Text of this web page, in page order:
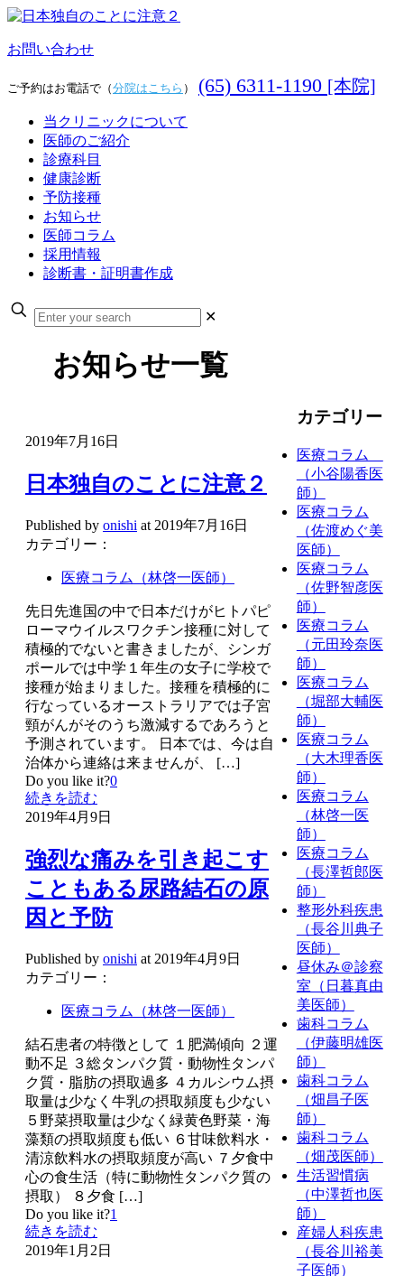
お問い合わせ
ご予約はお電話で（分院はこちら ） (65) 6311-1190 [本院]
当クリニックについて
医師のご紹介
診療科目
健康診断
予防接種
お知らせ
医師コラム
採用情報
診断書・証明書作成
✕
お知らせ一覧
2019年7月16日
日本独自のことに注意２
Published by onishi at 2019年7月16日
カテゴリー：
医療コラム（林啓一医師）
先日先進国の中で日本だけがヒトパピ
ローマウイルスワクチン接種に対して
積極的でないと書きましたが、シンガ
ポールでは中学１年生の女子に学校で
接種が始まりました。接種を積極的に
行なっているオーストラリアでは子宮
頸がんがそのうち激減するであろうと
予測されています。 日本では、今は自
治体から連絡は来ませんが、
[…]
Do you like it?0
続きを読む
2019年4月9日
強烈な痛みを引き起こす
こともある尿路結石の原
因と予防
Published by onishi at 2019年4月9日
カテゴリー：
医療コラム（林啓一医師）
結石患者の特徴として １肥満傾向 ２運
動不足 ３総タンパク質・動物性タンパ
ク質・脂肪の摂取過多 ４カルシウム摂
取量は少なく牛乳の摂取頻度も少ない
５野菜摂取量は少なく緑黄色野菜・海
藻類の摂取頻度も低い ６甘味飲料水・
清涼飲料水の摂取頻度が高い ７夕食中
心の食生活（特に動物性タンパク質の
摂取） ８夕食 […]
Do you like it?1
続きを読む
2019年1月2日
カテゴリー
医療コラム
（小谷陽香医
師）
医療コラム
（佐渡めぐ美
医師）
医療コラム
（佐野智彦医
師）
医療コラム
（元田玲奈医
師）
医療コラム
（堀部大輔医
師）
医療コラム
（大木理香医
師）
医療コラム
（林啓一医
師）
医療コラム
（長澤哲郎医
師）
整形外科疾患
（長谷川典子
医師）
昼休み＠診察
室（日暮真由
美医師）
歯科コラム
（伊藤明雄医
師）
歯科コラム
（畑昌子医
師）
歯科コラム
（畑茂医師）
生活習慣病
（中澤哲也医
師）
産婦人科疾患
（長谷川裕美
子医師）